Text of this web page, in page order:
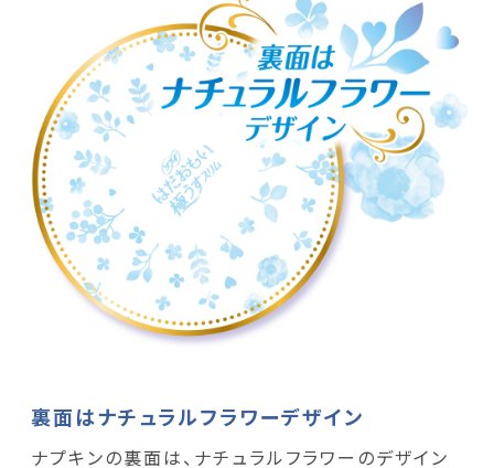
裏面はナチュラルフラワーデザイン
ナプキンの裏面は、ナチュラルフラワーのデザイン